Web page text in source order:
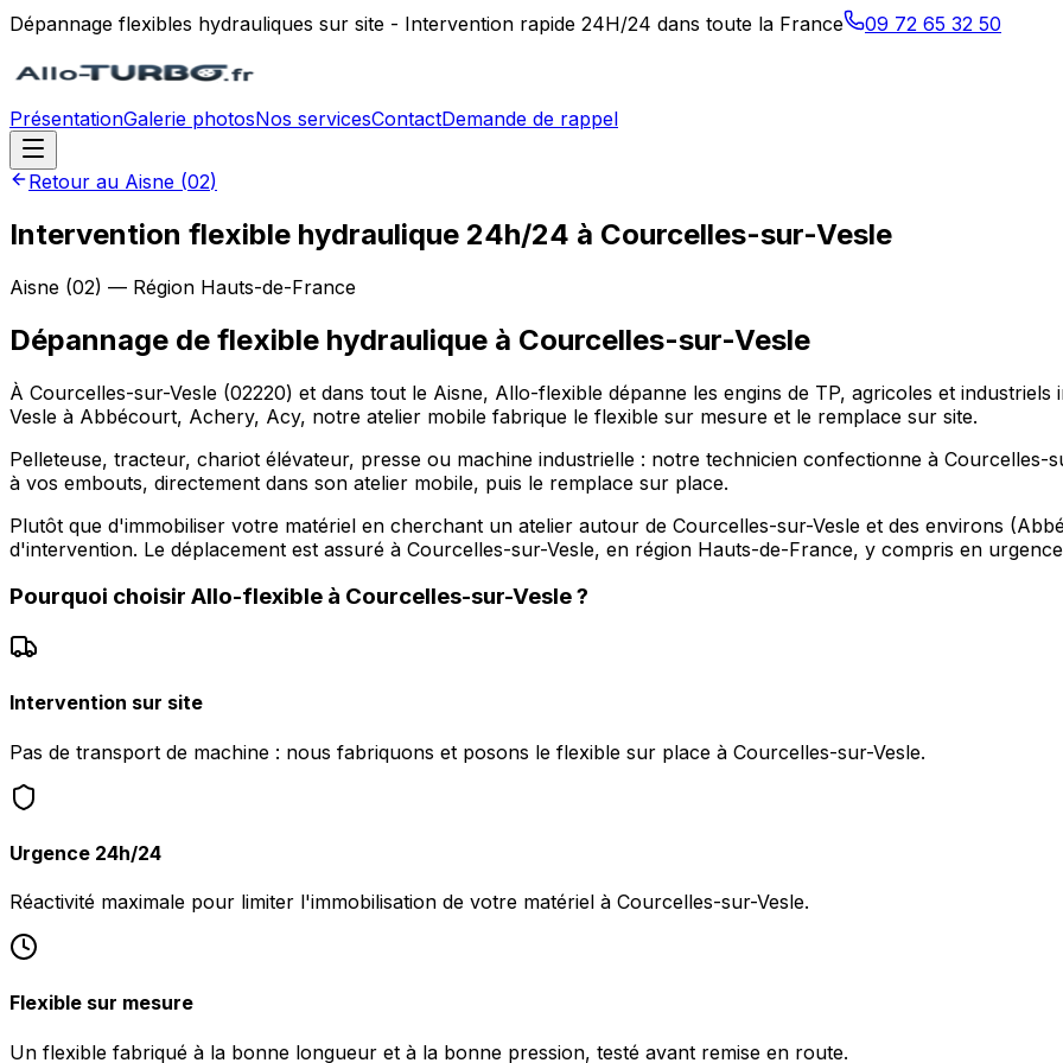
Dépannage flexibles hydrauliques sur site - Intervention rapide 24H/24 dans toute la France 09 72 65 32 50
PrésentationGalerie photosNos servicesContactDemande de rappel
Retour au Aisne (02)
Intervention flexible hydraulique 24h/24 à Courcelles-sur-Vesle
Aisne (02) — Région Hauts-de-France
Dépannage de flexible hydraulique à Courcelles-sur-Vesle
À Courcelles-sur-Vesle (02220) et dans tout le Aisne, Allo-flexible dépanne les engins de TP, agricoles et
Vesle à Abbécourt, Achery, Acy, notre atelier mobile fabrique le flexible sur mesure et le remplace sur site.
Pelleteuse, tracteur, chariot élévateur, presse ou machine industrielle : notre technicien confectionne à Courcelles-
à vos embouts, directement dans son atelier mobile, puis le remplace sur place.
Plutôt que d'immobiliser votre matériel en cherchant un atelier autour de Courcelles-sur-Vesle et des environs
d'intervention. Le déplacement est assuré à Courcelles-sur-Vesle, en région Hauts-de-France, y compris en
Pourquoi choisir Allo-flexible à Courcelles-sur-Vesle?
Intervention sur site
Pas de transport de machine : nous fabriquons et posons le flexible sur place à Courcelles-sur-Vesle.
Urgence 24h/24
Réactivité maximale pour limiter l'immobilisation de votre matériel à Courcelles-sur-Vesle.
Flexible sur mesure
Un flexible fabriqué à la bonne longueur et à la bonne pression, testé avant remise en route.